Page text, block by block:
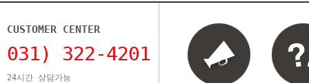
CUSTOMER CENTER
031) 322-4201
24시간 상담가능